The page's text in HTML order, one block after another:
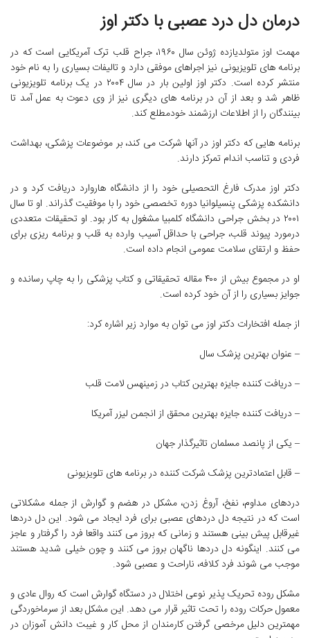
درمان دل درد عصبی با دکتر اوز
مهمت اوز متولدیازده ژوئن سال ۱۹۶۰، جراح قلب ترک آمریکایی است که در
برنامه های تلویزیونی نیز اجراهای موفقی دارد و تالیفات بسیاری را به نام خود
منتشر کرده است. دکتر اوز اولین بار در سال ۲۰۰۴ در یک برنامه تلویزیونی
ظاهر شد و بعد از آن در برنامه های دیگری نیز از وی دعوت به عمل آمد تا
بینندگان را از اطلاعات ارزشمند خودمطلع کند.
برنامه هایی که دکتر اوز در آنها شرکت می کند، بر موضوعات پزشکی، بهداشت
فردی و تناسب اندام تمرکز دارند.
دکتر اوز مدرک فارغ التحصیلی خود را از دانشگاه هاروارد دریافت کرد و در
دانشکده پزشکی پنسیلوانیا دوره تخصصی خود را با موفقیت گذراند. او تا سال
۲۰۰۱ در بخش جراحی دانشگاه کلمبیا مشغول به کار بود. او تحقیقات متعددی
درمورد پیوند قلب، جراحی با حداقل آسیب وارده به قلب و برنامه ریزی برای
حفظ و ارتقای سلامت عمومی انجام داده است.
او در مجموع بیش از ۴۰۰ مقاله تحقیقاتی و کتاب پزشکی را به چاپ رسانده و
جوایز بسیاری را از آن خود کرده است.
از جمله افتخارات دکتر اوز می توان به موارد زیر اشاره کرد:
– عنوان بهترین پزشک سال
– دریافت کننده جایزه بهترین کتاب در زمینهس لامت قلب
– دریافت کننده جایزه بهترین محقق از انجمن لیزر آمریکا
– یکی از پانصد مسلمان تاثیرگذار جهان
– قابل اعتمادترین پزشک شرکت کننده در برنامه های تلویزیونی
دردهای مداوم، نفخ، آروغ زدن، مشکل در هضم و گوارش از جمله مشکلاتی
است که در نتیجه دل دردهای عصبی برای فرد ایجاد می شود. این دل دردها
غیرقابل پیش بینی هستند و زمانی که بروز می کنند واقعا فرد را گرفتار و عاجز
می کنند. اینگونه دل دردها ناگهان بروز می کنند و چون خیلی شدید هستند
موجب می شوند فرد کلافه، ناراحت و عصبی شود.
مشکل روده تحریک پذیر نوعی اختلال در دستگاه گوارش است که روال عادی و
معمول حرکات روده را تحت تاثیر قرار می دهد. این مشکل بعد از سرماخوردگی
مهمترین دلیل مرخصی گرفتن کارمندان از محل کار و غیبت دانش آموزان در